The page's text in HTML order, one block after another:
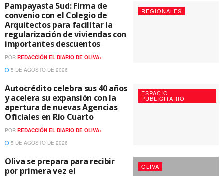
REGIONALES
Pampayasta Sud: Firma de
convenio con el Colegio de
Arquitectos para facilitar la
regularización de viviendas con
importantes descuentos
POR REDACCIÓN EL DIARIO DE OLIVA+
5 DE AGOSTO DE 2026
ESPACIO
PUBLICITARIO
Autocrédito celebra sus 40 años
y acelera su expansión con la
apertura de nuevas Agencias
Oficiales en Río Cuarto
POR REDACCIÓN EL DIARIO DE OLIVA+
5 DE AGOSTO DE 2026
OLIVA
Oliva se prepara para recibir
por primera vez el